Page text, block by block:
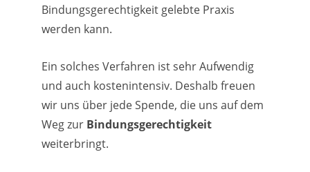
Bindungsgerechtigkeit gelebte Praxis
werden kann.
Ein solches Verfahren ist sehr Aufwendig
und auch kostenintensiv. Deshalb freuen
wir uns über jede Spende, die uns auf dem
Weg zur Bindungsgerechtigkeit
weiterbringt.